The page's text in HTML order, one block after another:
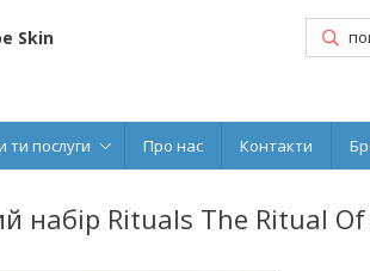
Skin
ти послуги Про нас Контакти
набір Rituals The Ritual